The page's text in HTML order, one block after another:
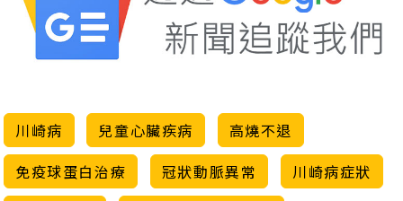
川崎病 兒童心臟疾病
高燒不退
免疫球蛋白治療
冠狀動脈異常
川崎病症狀